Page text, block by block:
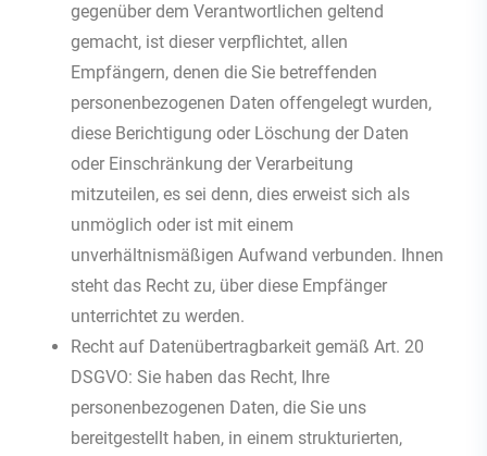
gegenüber dem Verantwortlichen geltend
gemacht, ist dieser verpflichtet, allen
Empfängern, denen die Sie betreffenden
personenbezogenen Daten offengelegt wurden,
diese Berichtigung oder Löschung der Daten
oder Einschränkung der Verarbeitung
mitzuteilen, es sei denn, dies erweist sich als
unmöglich oder ist mit einem
unverhältnismäßigen Aufwand verbunden. Ihnen
steht das Recht zu, über diese Empfänger
unterrichtet zu werden.
Recht auf Datenübertragbarkeit gemäß Art. 20
DSGVO: Sie haben das Recht, Ihre
personenbezogenen Daten, die Sie uns
bereitgestellt haben, in einem strukturierten,